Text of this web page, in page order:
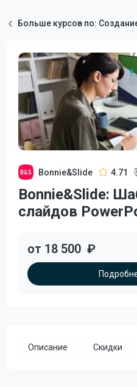
Больше курсов по:
Bonnie&Slide 4.71
Bonnie&Slide:
слайдов
от 18 500 ₽
Описание Скидки